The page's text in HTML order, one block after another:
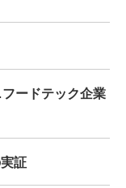
ードテック企業
証